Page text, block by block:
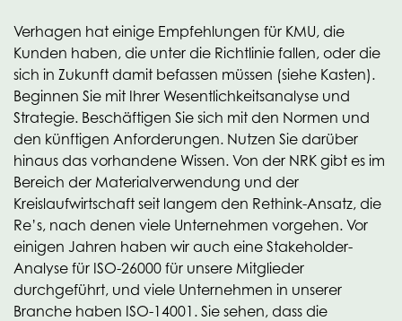
Verhagen hat einige Empfehlungen für KMU, die
Kunden haben, die unter die Richtlinie fallen, oder die
sich in Zukunft damit befassen müssen (siehe Kasten).
Beginnen Sie mit Ihrer Wesentlichkeitsanalyse und
Strategie. Beschäftigen Sie sich mit den Normen und
den künftigen Anforderungen. Nutzen Sie darüber
hinaus das vorhandene Wissen. Von der NRK gibt es im
Bereich der Materialverwendung und der
Kreislaufwirtschaft seit langem den Rethink-Ansatz, die
Re’s, nach denen viele Unternehmen vorgehen. Vor
einigen Jahren haben wir auch eine Stakeholder-
Analyse für ISO-26000 für unsere Mitglieder
durchgeführt, und viele Unternehmen in unserer
Branche haben ISO-14001. Sie sehen, dass die